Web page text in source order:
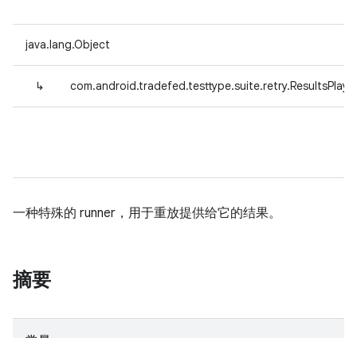
java.lang.Object
↳
一种特殊的 runner，用于重放提供给它的结果。
摘要